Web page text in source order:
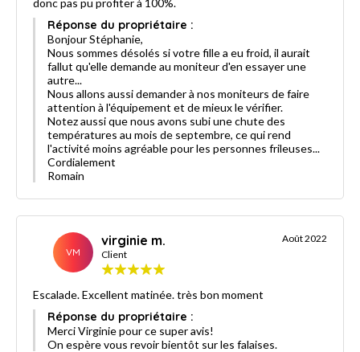
Réponse du propriétaire :
Bonjour Stéphanie,
Nous sommes désolés si votre fille a eu froid, il aurait
fallut qu'elle demande au moniteur d'en essayer une
autre...
Nous allons aussi demander à nos moniteurs de faire
attention à l'équipement et de mieux le vérifier.
Notez aussi que nous avons subi une chute des
températures au mois de septembre, ce qui rend
l'activité moins agréable pour les personnes frileuses...
Cordialement
Romain
VM
virginie m.
Client
Août 2022
Escalade. Excellent matinée. très bon moment
Réponse du propriétaire :
Merci Virginie pour ce super avis!
On espère vous revoir bientôt sur les falaises.